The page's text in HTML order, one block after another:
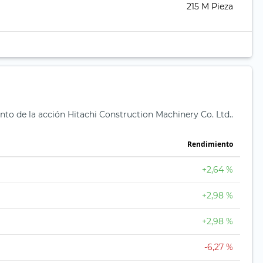
215 M Pieza
de la acción Hitachi Construction Machinery Co. Ltd..
Rendimiento
+2,64 %
+2,98 %
+2,98 %
-6,27 %